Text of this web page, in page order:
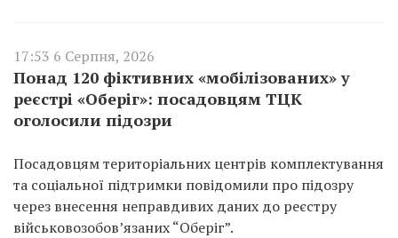
17:53 6 Серпня, 2026
Понад 120 фіктивних «мобілізованих» у
реєстрі «Оберіг»: посадовцям ТЦК
оголосили підозри
Посадовцям територіальних центрів комплектування
та соціальної підтримки повідомили про підозру
через внесення неправдивих даних до реєстру
військовозобов’язаних “Оберіг”.